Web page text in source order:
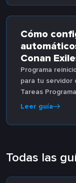
Cómo
Conan
Programa
para tu servidor
Tareas
Leer guía
Todas las